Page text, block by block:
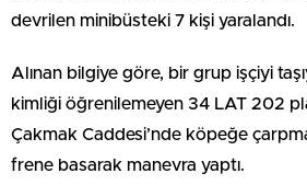
devrilen minibüsteki 7 kişi yaralandı.
Alınan bilgiye göre, bir grup işçiyi
kimliği öğrenilemeyen 34 LAT 202
Çakmak Caddesi’nde köpeğe
frene basarak manevra yaptı.